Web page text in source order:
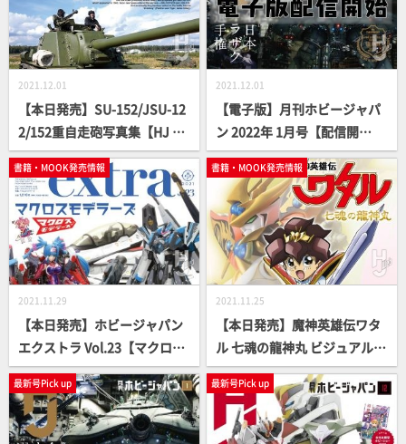
2021.12.01
【本日発売】SU-152/JSU-12
2/152重自走砲写真集【HJ MI
LITARY PHOTO ALBUM】
2021.12.01
【電子版】月刊ホビージャパ
ン 2022年 1月号【配信開
始！】
書籍・MOOK発売情報
2021.11.29
【本日発売】ホビージャパン
エクストラ Vol.23【マクロス
モデラーズ】
書籍・MOOK発売情報
2021.11.25
【本日発売】魔神英雄伝ワタ
ル 七魂の龍神丸 ビジュアル＆
ストーリー【特別付録付き】
最新号Pick up 最新号Pick up